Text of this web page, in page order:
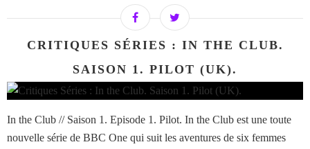
CRITIQUES SÉRIES : IN THE CLUB.
SAISON 1. PILOT (UK).
In the Club // Saison 1. Episode 1. Pilot. In the Club est une toute
nouvelle série de BBC One qui suit les aventures de six femmes